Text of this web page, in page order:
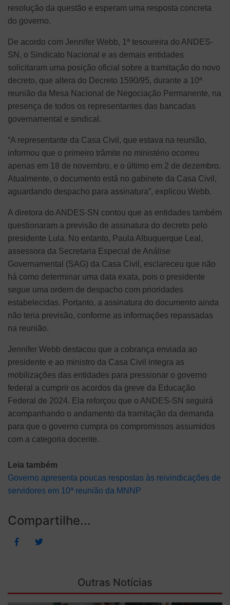
resolução da questão e esperam uma resposta concreta
do governo.
De acordo com Jennifer Webb, 1ª tesoureira do ANDES-
SN, o Sindicato Nacional e as demais entidades
solicitaram uma posição oficial sobre a tramitação do novo
decreto, que altera do Decreto 1590/95, durante a 10ª
reunião da Mesa Nacional de Negociação Permanente, na
presença de todos os representantes das bancadas
governamental e sindical.
“A representante da Casa Civil, que estava na reunião,
informou que o primeiro trâmite no ministério ocorreu
apenas em 18 de novembro, e o último em 2 de dezembro.
Atualmente, o documento está no gabinete da Casa Civil,
aguardando despacho para assinatura”, explicou Webb.
A diretora do ANDES-SN contou que as entidades também
questionaram a previsão de assinatura do decreto pelo
presidente Lula. No entanto, Paula Albuquerque Leal,
assessora da Secretaria Especial de Análise
Governamental (SAG) da Casa Civil, esclareceu que não
há como determinar uma data exata, pois o presidente
segue uma ordem de despacho com prioridades
estabelecidas. Portanto, a assinatura do documento ainda
não teria previsão, conforme as informações repassadas
na reunião.
Jennifer Webb destacou que a cobrança enviada ao
presidente e ao ministro da Casa Civil integra as
mobilizações das entidades para pressionar o governo
federal a cumprir os acordos da greve da Educação
Federal de 2024. Ela reforçou que o ANDES-SN seguirá
acompanhando o andamento da tramitação da demanda
para que o governo cumpra os compromissos assumidos
com a categoria docente.
Leia também
Governo apresenta poucas respostas às reivindicações de
servidores em 10ª reunião da MNNP
Compartilhe...
Outras Notícias